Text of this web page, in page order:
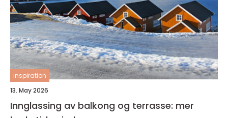
inspiration
13. May 2026
Innglassing av balkong og terrasse: mer